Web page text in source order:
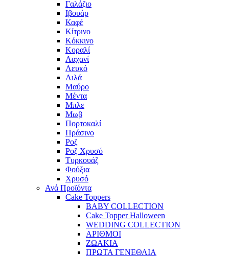
Γαλάζιο
Ιβουάρ
Καφέ
Κίτρινο
Κόκκινο
Κοραλί
Λαχανί
Λευκό
Λιλά
Μαύρο
Μέντα
Μπλε
Μωβ
Πορτοκαλί
Πράσινο
Ροζ
Ροζ Χρυσό
Τυρκουάζ
Φούξια
Χρυσό
Ανά Προϊόντα
Cake Toppers
BABY COLLECTION
Cake Topper Halloween
WEDDING COLLECTION
ΑΡΙΘΜΟΙ
ΖΩΑΚΙΑ
ΠΡΩΤΑ ΓΕΝΕΘΛΙΑ